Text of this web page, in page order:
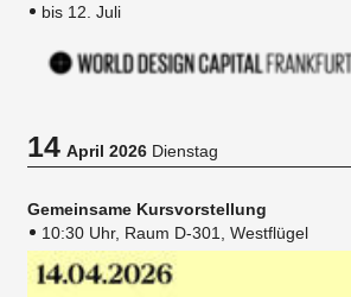
bis 12. Juli
14April 2026 Dienstag
Gemeinsame Kursvorstellung
10:30 Uhr, Raum D-301, Westflügel